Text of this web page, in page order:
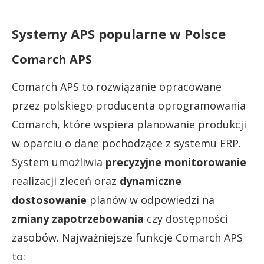
Systemy APS popularne w Polsce
Comarch APS
Comarch APS to rozwiązanie opracowane
przez polskiego producenta oprogramowania
Comarch, które wspiera planowanie produkcji
w oparciu o dane pochodzące z systemu ERP.
System umożliwia precyzyjne monitorowanie
realizacji zleceń oraz dynamiczne
dostosowanie planów w odpowiedzi na
zmiany zapotrzebowania czy dostępności
zasobów. Najważniejsze funkcje Comarch APS
to: